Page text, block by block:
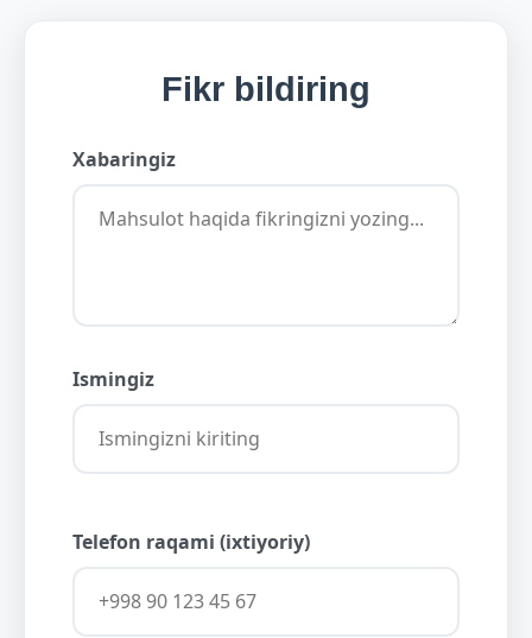
Fikr bildiring
Xabaringiz
Ismingiz
Telefon raqami (ixtiyoriy)